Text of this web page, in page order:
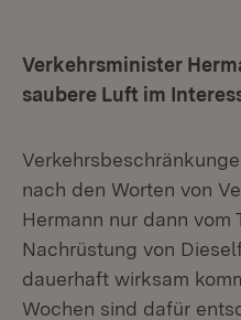
Verkehrsminister
saubere Luft im
nach den Worten von
Hermann nur dann vom
Nachrüstung von
dauerhaft wirksam
Wochen sind dafür